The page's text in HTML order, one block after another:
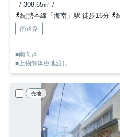
- / 308.65㎡ / -
紀勢本線「海南」駅 徒歩16分
南道路
■南向き
■上物解体更地渡し
売地